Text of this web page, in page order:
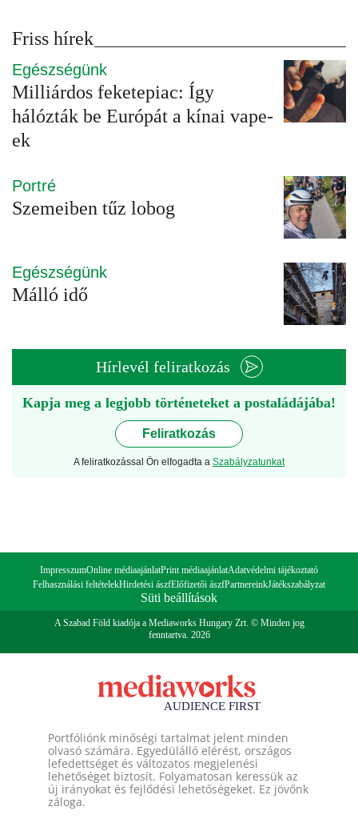
Friss hírek
Egészségünk
Milliárdos feketepiac: Így
hálózták be Európát a kínai vape-
ek
Portré
Szemeiben tűz lobog
Egészségünk
Málló idő
Hírlevél feliratkozás
Kapja meg a legjobb történeteket a postaládájába!
Feliratkozás
A feliratkozással Ön elfogadta a Szabályzatunkat
ImpresszumOnline médiaajánlatPrint médiaajánlatAdatvédelmi tájékoztató
Felhasználási feltételekHirdetési ászfElőfizetői ászfPartnereinkJátékszabályzat
Süti beállítások
A Szabad Föld kiadója a Mediaworks Hungary Zrt. © Minden jog
fenntartva. 2026
Portfóliónk minőségi tartalmat jelent minden
olvasó számára. Egyedülálló elérést, országos
lefedettséget és változatos megjelenési
lehetőséget biztosít. Folyamatosan keressük az
új irányokat és fejlődési lehetőségeket. Ez jövőnk
záloga.